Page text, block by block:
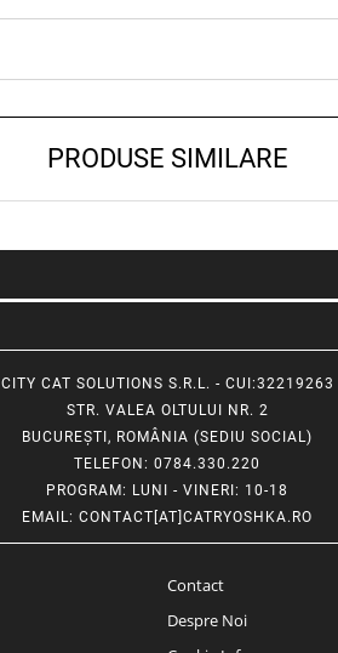
PRODUSE SIMILARE
CITY CAT SOLUTIONS S.R.L. - CUI:32219263
STR. VALEA OLTULUI NR. 2
BUCUREȘTI, ROMÂNIA (SEDIU SOCIAL)
TELEFON : 0784.330.220
PROGRAM: LUNI - VINERI: 10-18
EMAIL: CONTACT[AT]CATRYOSHKA.RO
Contact
Despre Noi